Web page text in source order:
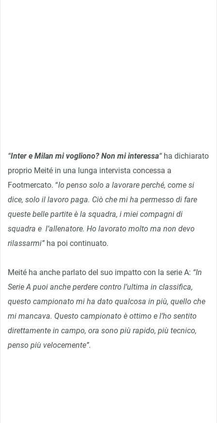
“Inter e Milan mi vogliono? Non mi interessa“ha dichiarato
proprio Meité in una lunga intervista concessa a
Footmercato. “Io penso solo a lavorare perché, come si
dice, solo il lavoro paga. Ciò che mi ha permesso di fare
queste belle partite è la squadra, i miei compagni di
squadra e l’allenatore. Ho lavorato molto ma non devo
rilassarmi” ha poi continuato.
Meité ha anche parlato del suo impatto con la serie A: “In
Serie A puoi anche perdere contro l’ultima in classifica,
questo campionato mi ha dato qualcosa in più, quello che
mi mancava. Questo campionato è ottimo e l’ho sentito
direttamente in campo, ora sono più rapido, più tecnico,
penso più velocemente”.